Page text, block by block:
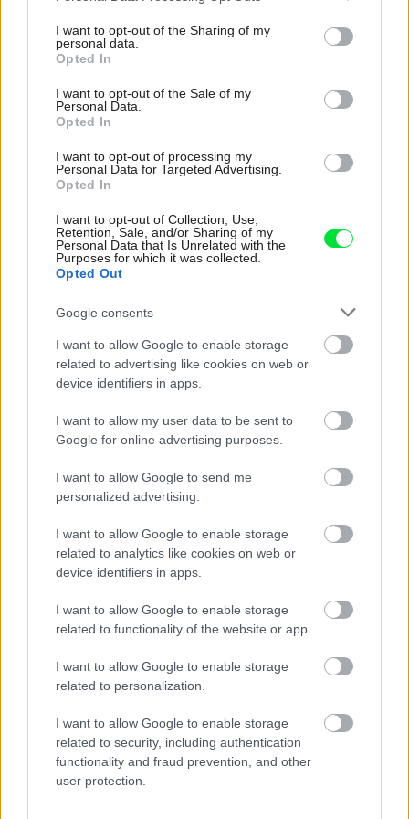
not limited to your visit or usage behaviour. You may click to
grant or deny consent to Google and its third-party tags to
use your data for below specified purposes in below Google
consent section.
I want to opt-out of the Sharing of my
personal data.
Opted In
I want to opt-out of the Sale of my
Personal Data.
Opted In
I want to opt-out of processing my
Personal Data for Targeted Advertising.
Opted In
I want to opt-out of Collection, Use,
Retention, Sale, and/or Sharing of my
Personal Data that Is Unrelated with the
Purposes for which it was collected.
Opted Out
Google consents
I want to allow Google to enable storage
related to advertising like cookies on web or
device identifiers in apps.
I want to allow my user data to be sent to
Google for online advertising purposes.
I want to allow Google to send me
personalized advertising.
I want to allow Google to enable storage
related to analytics like cookies on web or
device identifiers in apps.
I want to allow Google to enable storage
related to functionality of the website or app.
I want to allow Google to enable storage
related to personalization.
I want to allow Google to enable storage
related to security, including authentication
functionality and fraud prevention, and other
user protection.
moderné bývanie rekonštrukcia
rodinný dom
Zdieľať článok
Pozrite si viac
Pridajte túto surovinu do prania, obliečky
hotelov poznali už naše babičky